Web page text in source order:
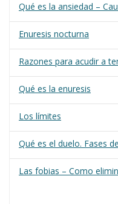
Qué es la ansiedad –
Enuresis nocturna
Razones para acudir a
Qué es la enuresis
Los límites
Qué es el duelo. Fases
Las fobias – Como